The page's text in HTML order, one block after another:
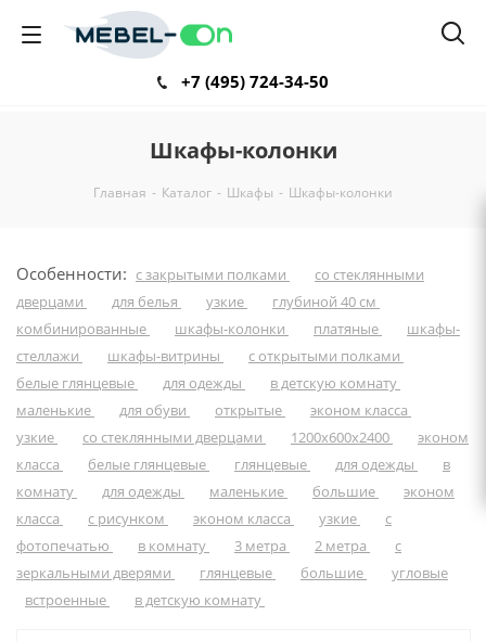
+7 (495) 724-34-50
Шкафы-колонки
Главная - Каталог - Шкафы - Шкафы-колонки
Особенности: с закрытыми полками
со стеклянными
дверцами
для белья узкие
глубиной 40 см
комбинированные
шкафы-колонки платяные
шкафы-
стеллажи
шкафы-витрины
с открытыми полками
белые глянцевые
для одежды
в детскую комнату
маленькие
для обуви открытые
эконом класса
узкие
со стеклянными дверцами 1200х600х2400
эконом
класса
белые глянцевые глянцевые для одежды
в
комнату
для одежды маленькие большие
эконом
класса
с рисунком эконом класса узкие
с
фотопечатью
в комнату 3 метра 2 метра
с
зеркальными дверями
глянцевые большие
угловые
встроенные
в детскую комнату